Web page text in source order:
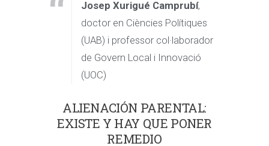
Josep Xurigué Camprubí,
doctor en Ciències Polítiques
(UAB) i professor col·laborador
de Govern Local i Innovació
(UOC)
ALIENACIÓN PARENTAL:
EXISTE Y HAY QUE PONER
REMEDIO